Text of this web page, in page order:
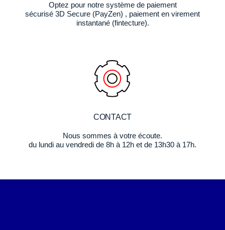
Optez pour notre système de paiement
sécurisé 3D Secure (PayZen) , paiement en virement
instantané (fintecture).
CONTACT
Nous sommes à votre écoute.
du lundi au vendredi de 8h à 12h et de 13h30 à 17h.